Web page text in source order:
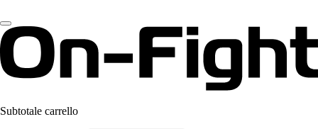
Subtotale carrello